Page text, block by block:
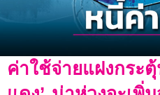
ค่าใช้จ่ายแฝงกระ